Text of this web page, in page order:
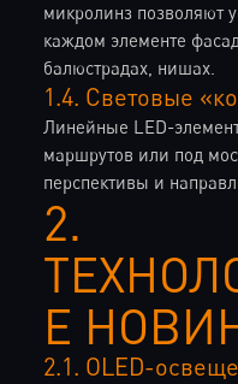
микролинз позволяют
каждом элементе
балюстрадах, нишах.
1.4. Световые
Линейные LED-
маршрутов или под
перспективы и
2.
Е
2.1. OLED-